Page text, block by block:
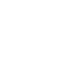
「AFTEE先享後付」
。